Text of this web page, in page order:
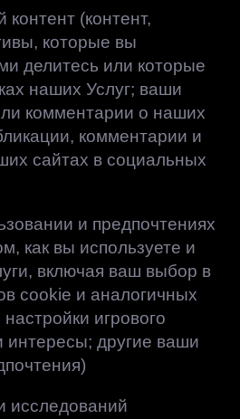
контент (контент,
которые вы
делитесь или которые
наших Услуг; ваши
комментарии о наших
комментарии и
сайтах в социальных
и предпочтениях
как вы используете и
включая ваш выбор в
cookie и аналогичных
игрового
интересы; другие ваши
исследований